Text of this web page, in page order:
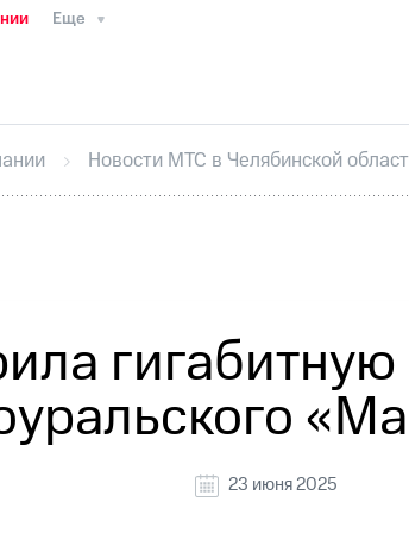
Еще
ИнтервьюФинансовая
секретарьРаскрытие
кабинет акционераАкционерный
Новости МТС в Челябинской
гигабитную
23 июня 2025